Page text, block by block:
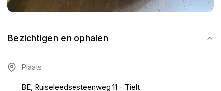
Bezichtigen en ophalen
Plaats
BE, Ruiseleedsesteenweg 11 - Tielt